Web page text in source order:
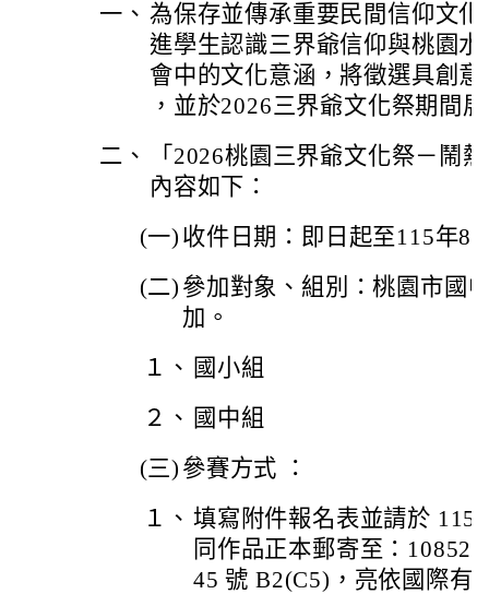
一、 為保存並傳承重要民間信仰文
進學生認識三界爺信仰與桃園
會中的文化意涵，將徵選具創
，並於2026三界爺文化祭期間
二、
「2026桃園三界爺文化祭－鬧
內容如下：
(一) 收件日期：即日起至115年8
(二) 參加對象、組別：桃園市國
加。
１、 國小組
２、 國中組
(三) 參賽方式 ：
１、 填寫附件報名表並請於 115
同作品正本郵寄至：10852
45 號 B2(C5)，亮依國際有